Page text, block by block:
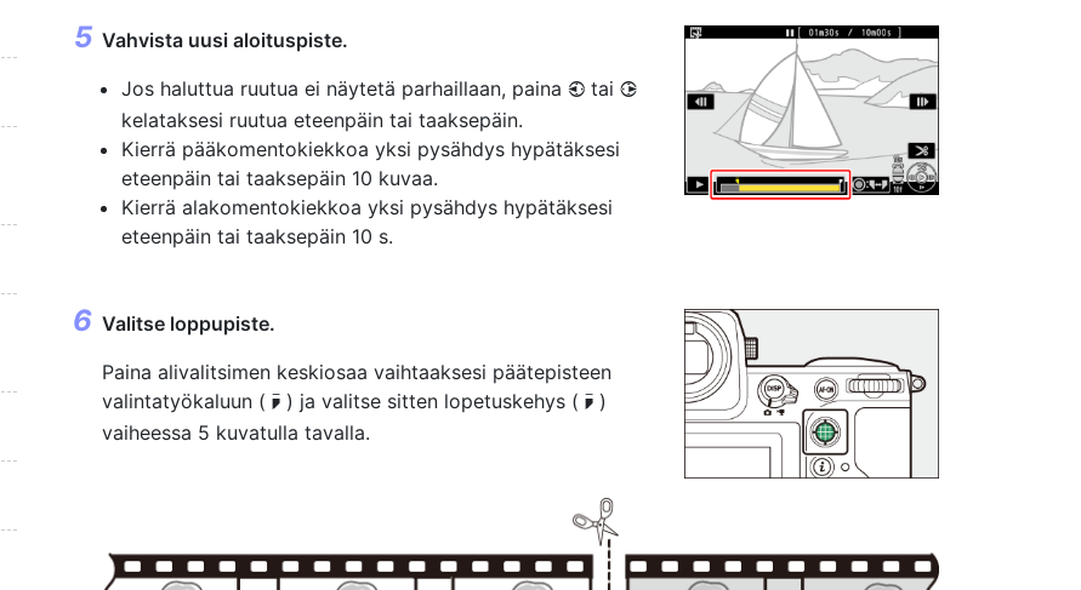
Vahvista uusi aloituspiste.
Jos haluttua ruutua ei näytetä parhaillaan, paina 4 tai 2
kelataksesi ruutua eteenpäin tai taaksepäin.
Kierrä pääkomentokiekkoa yksi pysähdys hypätäksesi
eteenpäin tai taaksepäin 10 kuvaa.
Kierrä alakomentokiekkoa yksi pysähdys hypätäksesi
eteenpäin tai taaksepäin 10 s.
Valitse loppupiste.
Paina alivalitsimen keskiosaa vaihtaaksesi päätepisteen
valintatyökaluun ( x ) ja valitse sitten lopetuskehys ( x )
vaiheessa 5 kuvatulla tavalla.